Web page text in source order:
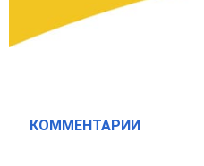
КОММЕНТАРИИ